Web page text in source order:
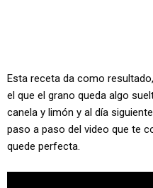
Esta receta da como
el que el grano queda algo
canela y limón y al día
paso a paso del video que te
quede perfecta.